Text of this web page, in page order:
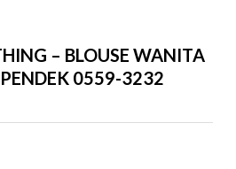
– BLOUSE WANITA
0559-3232